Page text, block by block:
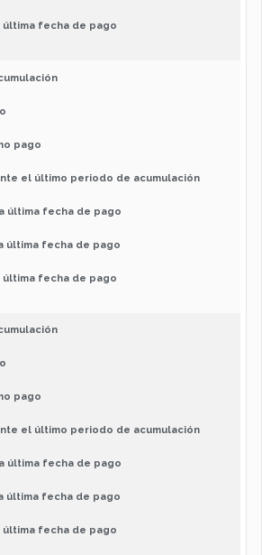
fecha de pago
pago
el último periodo de acumulación
última fecha de pago
última fecha de pago
fecha de pago
pago
el último periodo de acumulación
última fecha de pago
última fecha de pago
fecha de pago